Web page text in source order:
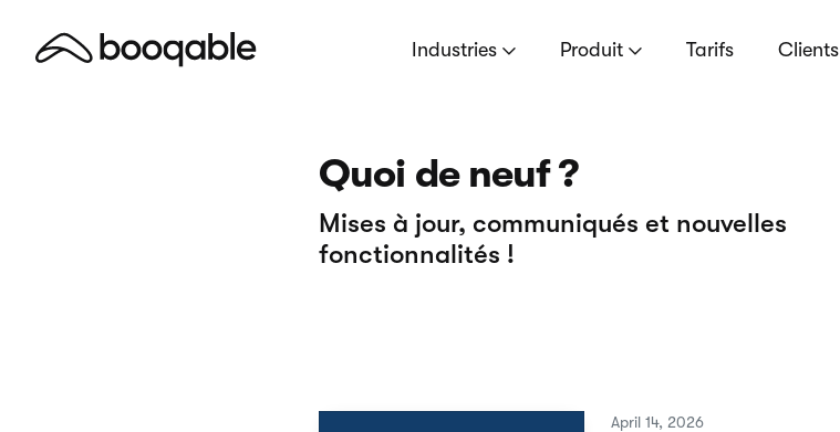
Industries Produit Tarifs Clients
Quoi de neuf ?
Mises à jour, communiqués et nouvelles
fonctionnalités !
April 14, 2026